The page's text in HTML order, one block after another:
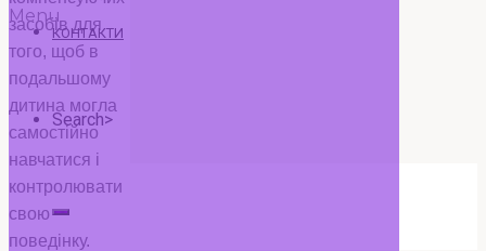
КОНТАКТИ
Search>
Search
засобів для
того, щоб в
подальшому
дитина могла
самостійно
навчатися і
контролювати
свою
поведінку.
Menu